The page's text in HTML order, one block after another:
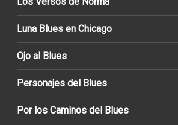
Luna Blues en Chicago
Ojo al Blues
Personajes del Blues
Por los Caminos del Blues